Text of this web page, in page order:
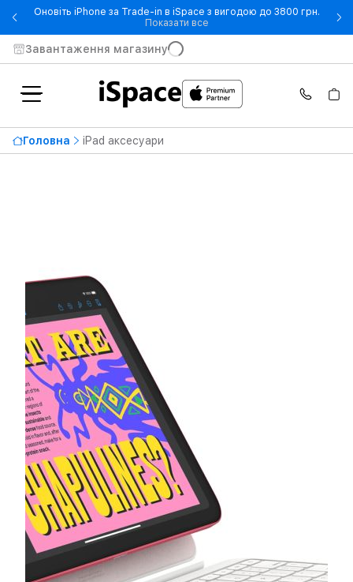
Оновіть iPhone за Trade-in в iSpace з вигодою до 3800 грн.
Показати все- Оновіть iPhone за Trade-in
Завантаження магазину
Головна iPad аксесуари